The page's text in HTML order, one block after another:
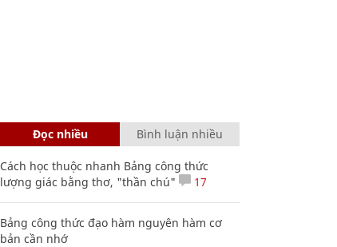
Đọc nhiều Bình luận nhiều
Cách học thuộc nhanh Bảng công thức
lượng giác bằng thơ, "thần chú"
17
Bảng công thức đạo hàm nguyên hàm cơ
bản cần nhớ